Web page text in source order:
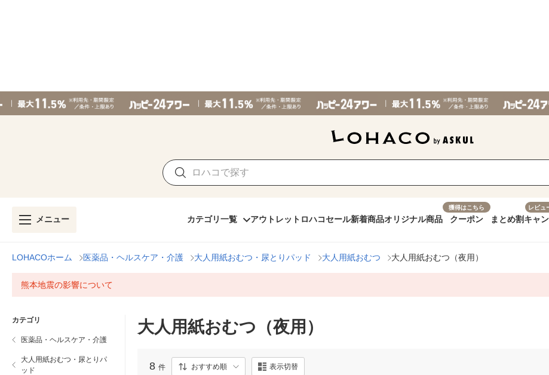
メニュー カテゴリ一覧 アウトレット ロハコセール新着商品オリジナル商品
獲得はこちら
クーポン まとめ割
レビュ
キャ
LOHACOホーム 医薬品・ヘルスケア・介護 大人用紙おむつ・尿とりパッド 大人用紙おむつ 大人用紙おむつ（夜用）
熊本地震の影響について
カテゴリ
医薬品・ヘルスケア・介護
大人用紙おむつ・尿とりパ
ッド
大人用紙おむつ（夜用）
8 件 おすすめ順 表示切替